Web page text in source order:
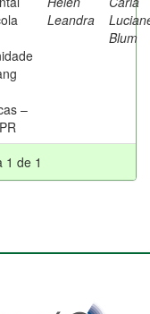
–
Leandra
Blum
1 de 1